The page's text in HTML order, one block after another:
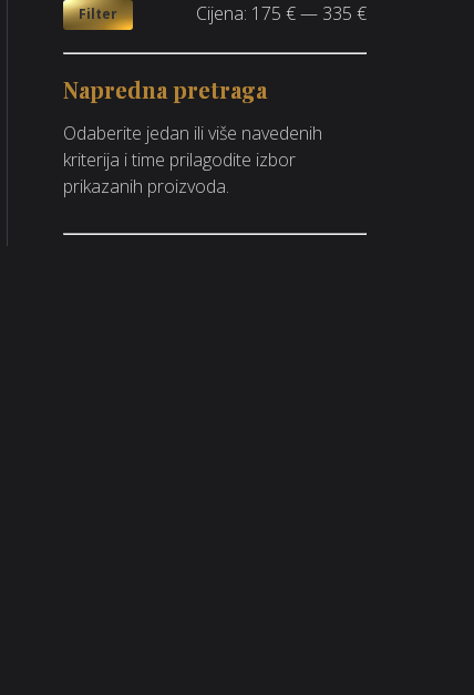
Filter Cijena: 175 €— 335 €
Napredna pretraga
Odaberite jedan ili više navedenih
kriterija i time prilagodite izbor
prikazanih proizvoda.